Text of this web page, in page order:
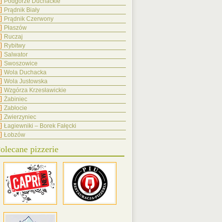
Prądnik Biały
Prądnik Czerwony
Płaszów
Ruczaj
Rybitwy
Salwator
Swoszowice
Wola Duchacka
Wola Justowska
Wzgórza Krzesławickie
Żabiniec
Zabłocie
Zwierzyniec
Łagiewniki – Borek Fałęcki
Łobzów
pizzerie